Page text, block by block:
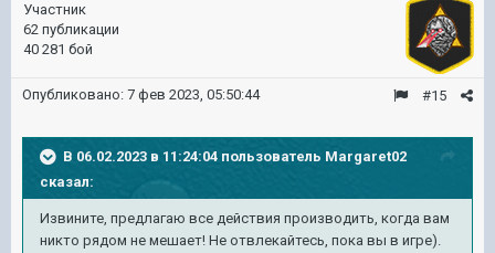
Участник
62 публикации
40 281 бой
#15
Опубликовано: 7 фев 2023, 05:50:44
В 06.02.2023 в 11:24:04 пользователь Margaret02
сказал:
Извините, предлагаю все действия производить, когда вам
никто рядом не мешает! Не отвлекайтесь, пока вы в игре).